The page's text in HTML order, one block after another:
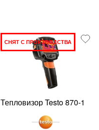
СНЯТ С ПРОИЗВОДСТВА
Тепловизор Testo 870-1